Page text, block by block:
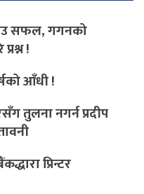
सफल, गगनको
!
आँधी !
तुलना नगर्न प्रदीप
प्रिन्टर